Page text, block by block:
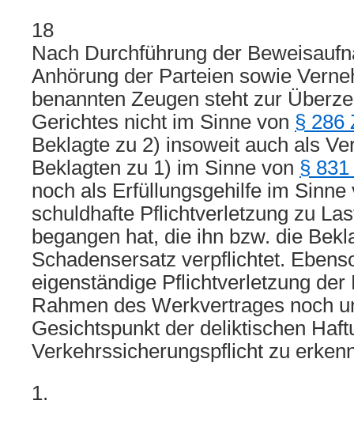
18
Nach Durchführung der
Anhörung der Parteien sowie
benannten Zeugen steht zur
Gerichtes nicht im Sinne von § 286
Beklagte zu 2) insoweit auch als
Beklagten zu 1) im Sinne von §
noch als Erfüllungsgehilfe im
schuldhafte Pflichtverletzung zu
begangen hat, die ihn bzw. die
Schadensersatz verpflichtet.
eigenständige Pflichtverletzung der
Rahmen des Werkvertrages noch
Gesichtspunkt der deliktischen
Verkehrssicherungspflicht zu
1.